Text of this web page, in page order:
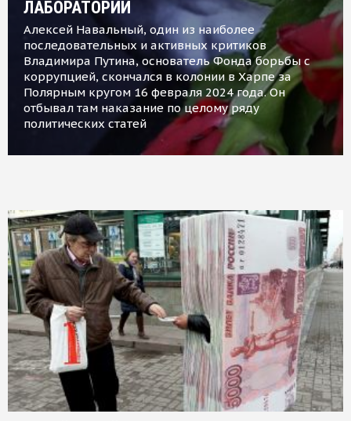
ЛАБОРАТОРИИ
Алексей Навальный, один из наиболее
последовательных и активных критиков
Владимира Путина, основатель Фонда борьбы с
коррупцией, скончался в колонии в Харпе за
Полярным кругом 16 февраля 2024 года. Он
отбывал там наказание по целому ряду
политических статей